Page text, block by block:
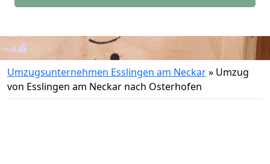
Umzugsunternehmen Esslingen am Neckar» Umzug
von Esslingen am Neckar nach Osterhofen